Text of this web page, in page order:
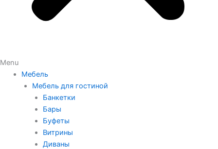
Menu
Мебель
Мебель для гостиной
Банкетки
Бары
Буфеты
Витрины
Диваны